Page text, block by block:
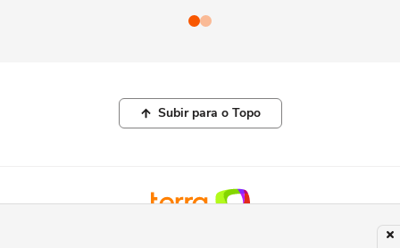
Subir para o Topo